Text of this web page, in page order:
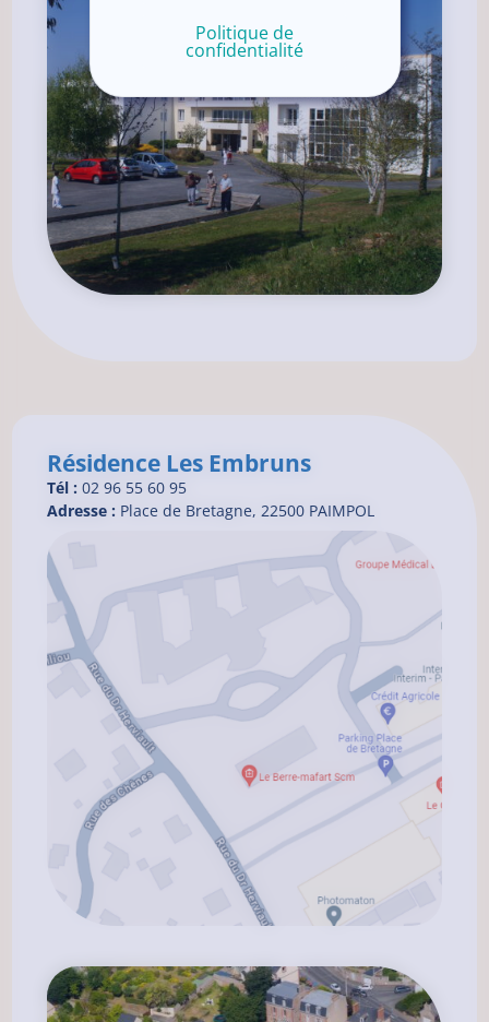
Résidence Les Embruns
Tél : 02 96 55 60 95
Adresse : Place de Bretagne, 22500 PAIMPOL
Politique de
confidentialité